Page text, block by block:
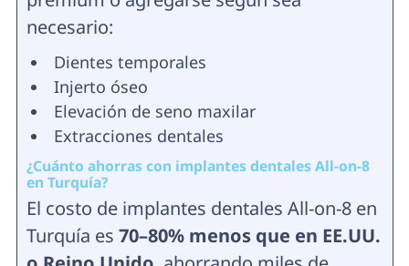
necesario:
Dientes temporales
Injerto óseo
Elevación de seno maxilar
Extracciones dentales
¿Cuánto ahorras con implantes dentales All-on-8
en Turquía?
El costo de implantes dentales All-on-8 en
Turquía es 70–80% menos que en EE.UU.